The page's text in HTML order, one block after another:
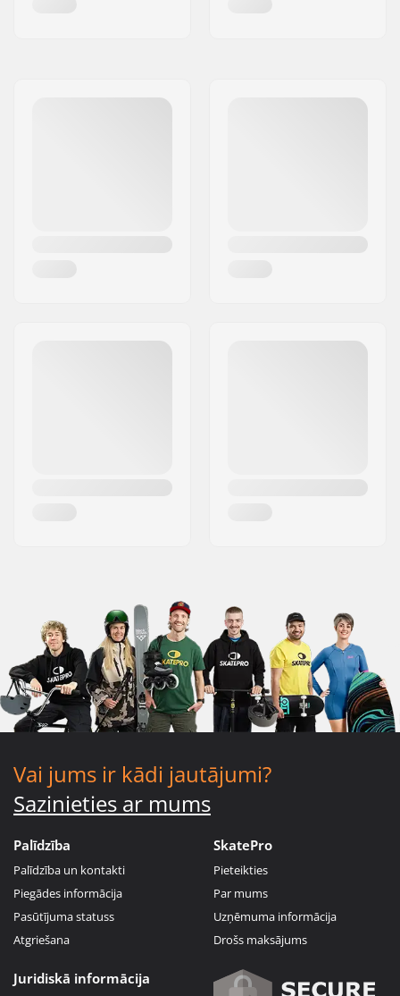
Vai jums ir kādi jautājumi?
Sazinieties ar mums
Palīdzība
Palīdzība un kontakti
Piegādes informācija
Pasūtījuma statuss
Atgriešana
SkatePro
Pieteikties
Par mums
Uzņēmuma informācija
Drošs maksājums
Juridiskā informācija